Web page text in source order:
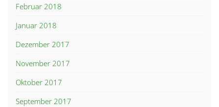
Februar 2018
Januar 2018
Dezember 2017
November 2017
Oktober 2017
September 2017